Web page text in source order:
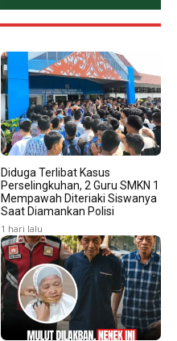
Diduga Terlibat Kasus
Perselingkuhan, 2 Guru SMKN 1
Mempawah Diteriaki Siswanya
Saat Diamankan Polisi
1 hari lalu